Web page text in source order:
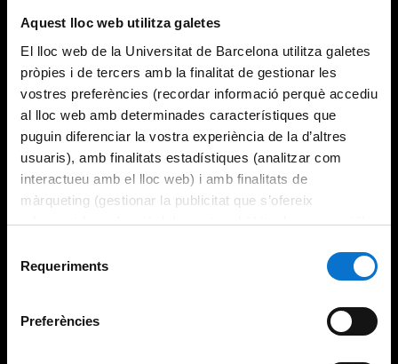
Aquest lloc web utilitza galetes
El lloc web de la Universitat de Barcelona utilitza galetes
pròpies i de tercers amb la finalitat de gestionar les
vostres preferències (recordar informació perquè accediu
al lloc web amb determinades característiques que
puguin diferenciar la vostra experiència de la d’altres
usuaris), amb finalitats estadístiques (analitzar com
interactueu amb el lloc web) i amb finalitats de
màrqueting (gestionar la publicitat que s’ofereix
adequant-la en funció dels vostres hàbits de navegació).
consultar laPolítica de galetes del lloc web de la
Requeriments
Preferències